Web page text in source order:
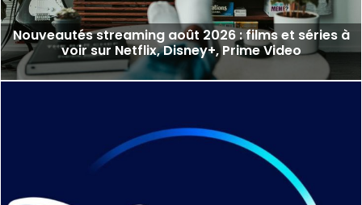
Nouveautés streaming août 2026 : films et séries à
voir sur Netflix, Disney+, Prime Video